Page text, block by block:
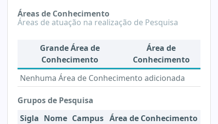
Áreas de Conhecimento
Áreas de atuação na realização de Pesquisa
Grande Área de
Conhecimento
Área de
Conhecimento
Nenhuma Área de Conhecimento adicionada
Grupos de Pesquisa
Sigla Nome Campus Área de Conhecimento